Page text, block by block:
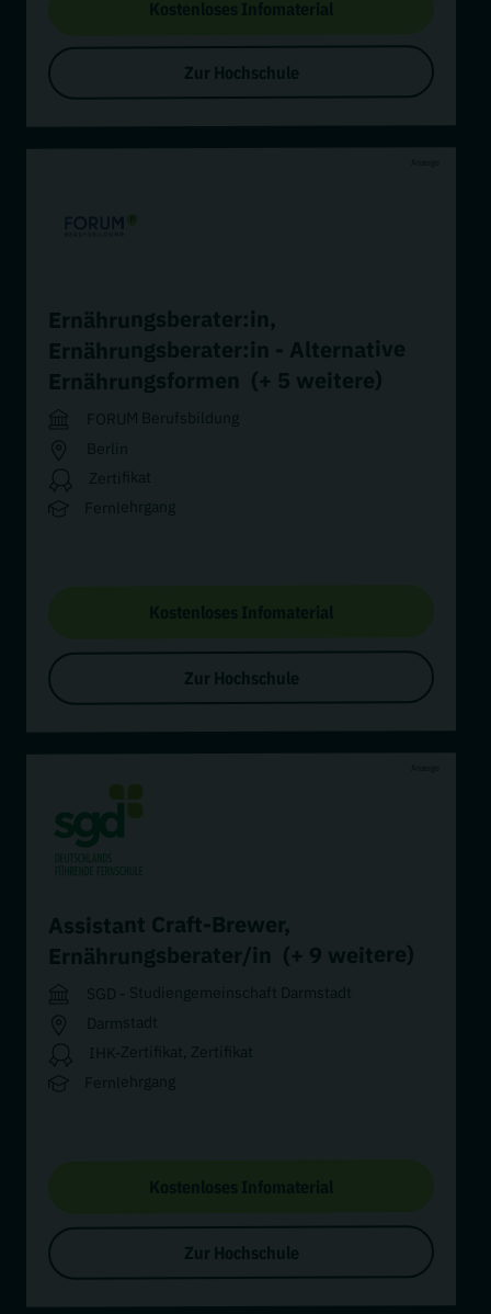
Zur Hochschule
Ernährungsberater:in,
Ernährungsberater:in - Alternative
Ernährungsformen (+ 5 weitere)
FORUM Berufsbildung
Berlin
Zertifikat
Fernlehrgang
Zur Hochschule
Assistant Craft-Brewer,
Ernährungsberater/in (+ 9 weitere)
SGD - Studiengemeinschaft Darmstadt
Darmstadt
IHK-Zertifikat, Zertifikat
Fernlehrgang
Zur Hochschule